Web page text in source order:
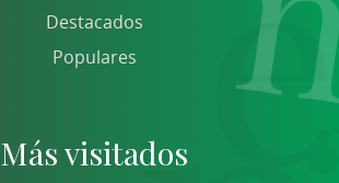
Destacados
Populares
Más visitados